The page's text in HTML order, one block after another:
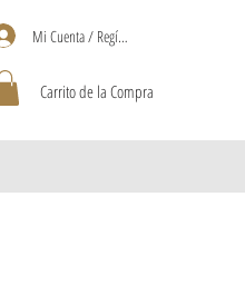
Mi Cuenta / Regístrate
Carrito de la Compra